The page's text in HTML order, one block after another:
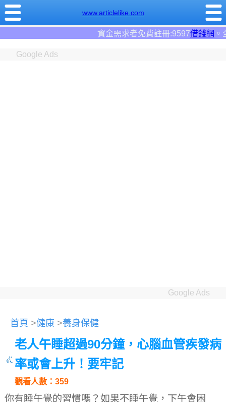
www.articlelike.com
資金需求者免費註冊:9597借錢網。全台前三大借錢網站！
Google Ads
Google Ads
首頁 >健康 >養身保健
老人午睡超過90分鐘，心腦血管疾發病
率或會上升！要牢記
觀看人數：359
你有睡午覺的習慣嗎？ 如果不睡午覺，下午會困